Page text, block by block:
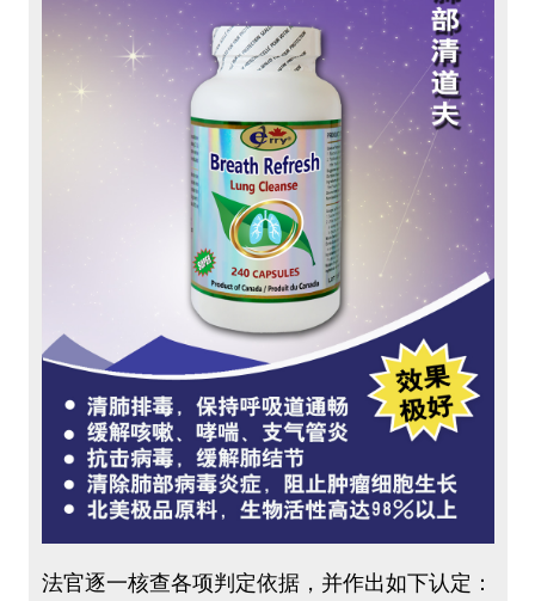
法官逐一核查各项判定依据，并作出如下认定：